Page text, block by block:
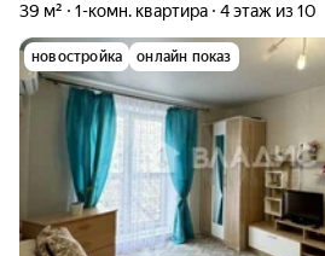
39 м² 1-комн. квартира 4 этаж из 10
новостройка онлайн показ